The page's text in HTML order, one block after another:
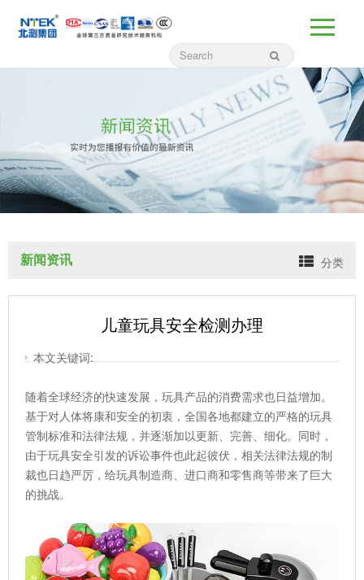
新闻资讯 分类
儿童玩具安全检测办理
本文关键词:
随着全球经济的快速发展，玩具产品的消费需求也日益增加。
基于对人体将康和安全的初衷，全国各地都建立的严格的玩具
管制标准和法律法规，并逐渐加以更新、完善、细化。同时，
由于玩具安全引发的诉讼事件也此起彼伏，相关法律法规的制
裁也日趋严厉，给玩具制造商、进口商和零售商等带来了巨大
的挑战。